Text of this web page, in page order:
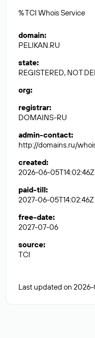
% TCI Whois Service
domain:
PELIKAN.RU
state:
REGISTERED, NOT
org:
registrar:
DOMAINS-RU
admin-contact:
http://domains.ru/
created:
2026-06-05T14:02:46Z
paid-till:
2027-06-05T14:02:46Z
free-date:
2027-07-06
source:
TCI
Last updated on